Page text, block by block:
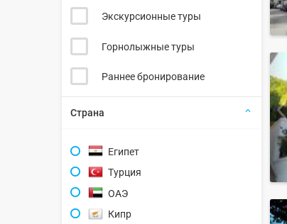
Экскурсионные туры
Горнолыжные туры
Раннее бронирование
Страна
Египет
Турция
ОАЭ
Кипр